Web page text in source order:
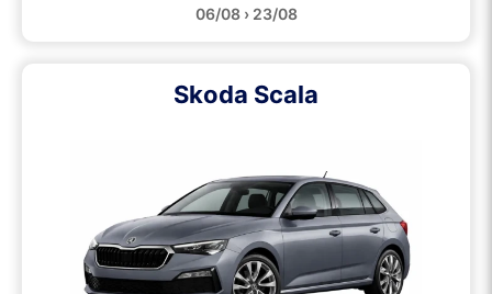
06/08 › 23/08
Skoda Scala